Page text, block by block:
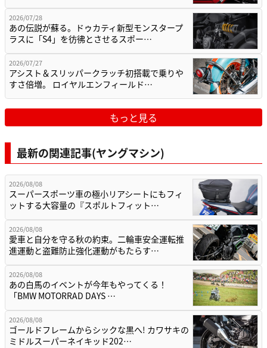
2026/07/28
あの伝説が蘇る。ドゥカティ新型モンスタープ
ラスに「S4」を彷彿とさせるスポー…
2026/07/27
アシスト＆スリッパークラッチ初搭載で乗りや
すさ倍増。 ロイヤルエンフィールド…
もっと見る
最新の関連記事(ヤングマシン)
2026/08/08
スーパースポーツ車の極小リアシートにもフィ
ットする大容量の『スポルトフィット…
2026/08/08
愛車と自分を守る秋の約束。二輪車安全運転推
進運動と盗難防止強化運動がもたらす…
2026/08/08
あの白馬のイベントが今年もやってくる！
「BMW MOTORRAD DAYS …
2026/08/08
ゴールドフレームからシックな黒へ! カワサキの
ミドルスーパーネイキッド202…